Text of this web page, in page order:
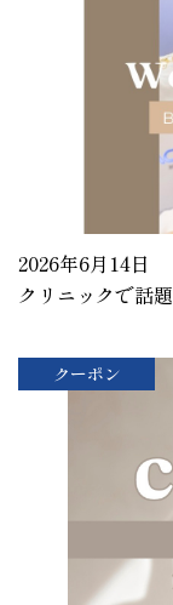
2026年6月14日
クリニックで話題
クーポン